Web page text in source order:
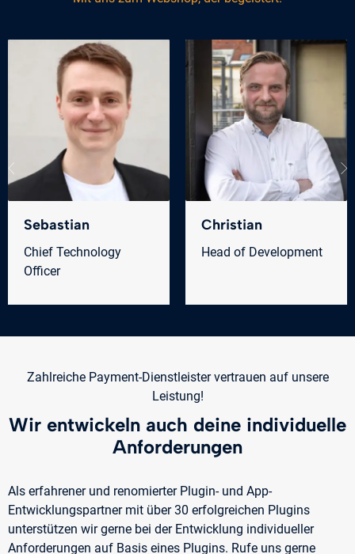
Sebastian
Chief Technology
Officer
Christian
Head of Development
Zahlreiche Payment-Dienstleister vertrauen auf unsere
Leistung!
Wir entwickeln auch deine individuelle
Anforderungen
Als erfahrener und renomierter Plugin- und App-
Entwicklungspartner mit über 30 erfolgreichen Plugins
unterstützen wir gerne bei der Entwicklung individueller
Anforderungen auf Basis eines Plugins. Rufe uns gerne